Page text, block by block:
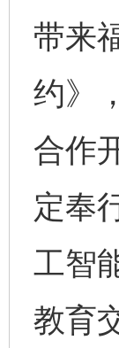
带来
约》
合作
定奉
工智
教育